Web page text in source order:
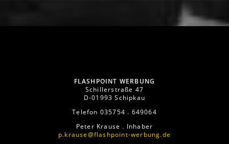
FLASHPOINT WERBUNG
Schillerstraße 47
D-01993 Schipkau
Telefon 035754 . 649064
Peter Krause . Inhaber
p.krause@flashpoint-werbung.de